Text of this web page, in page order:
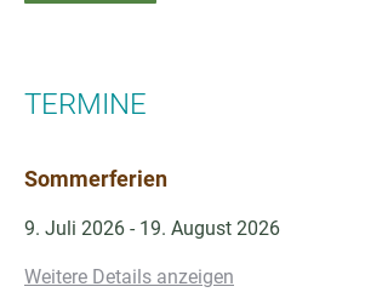
TERMINE
Sommerferien
9. Juli 2026 - 19. August 2026
Weitere Details anzeigen